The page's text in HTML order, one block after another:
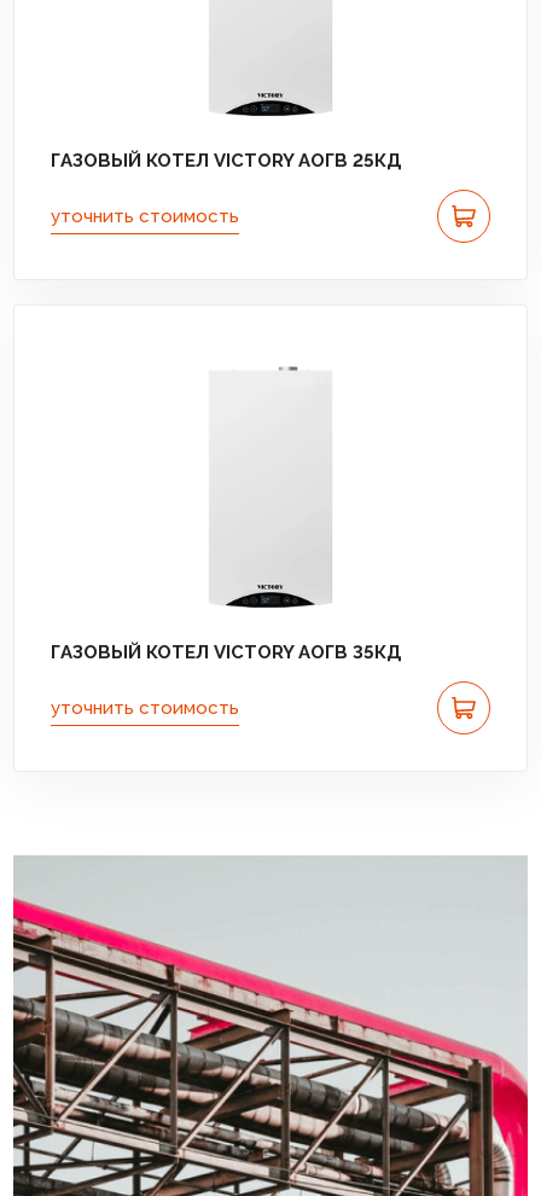
ГАЗОВЫЙ КОТЕЛ VICTORY АОГВ 25КД
уточнить стоимость
ГАЗОВЫЙ КОТЕЛ VICTORY АОГВ 35КД
уточнить стоимость